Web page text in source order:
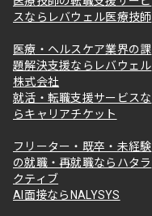
スならレバウェル医療技師
医療・ヘルスケア業界の課
題解決支援ならレバウェル
株式会社
就活・転職支援サービスな
らキャリアチケット
フリーター・既卒・未経験
の就職・再就職ならハタラ
クティブ
AI面接ならNALYSYS